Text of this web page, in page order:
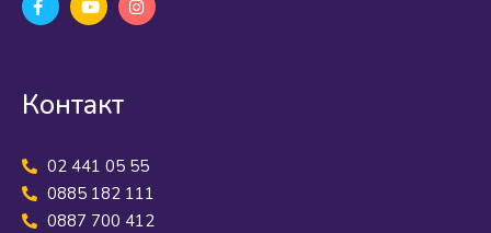
Контакт
02 441 05 55
0885 182 111
0887 700 412